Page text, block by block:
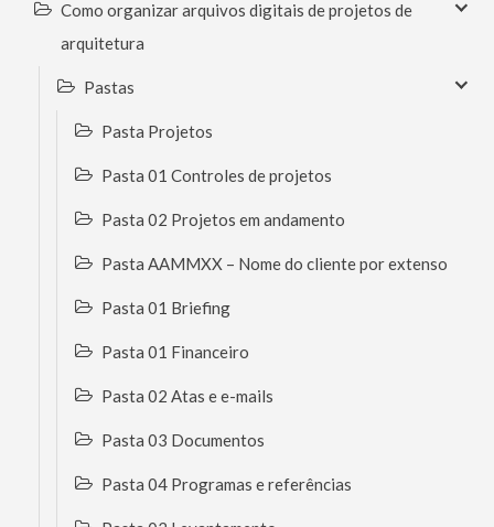
Como organizar arquivos digitais de projetos de
arquitetura
Pastas
Pasta Projetos
Pasta 01 Controles de projetos
Pasta 02 Projetos em andamento
Pasta AAMMXX – Nome do cliente por extenso
Pasta 01 Briefing
Pasta 01 Financeiro
Pasta 02 Atas e e-mails
Pasta 03 Documentos
Pasta 04 Programas e referências